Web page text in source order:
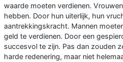
waarde moeten verdienen.
hebben. Door hun uiterlijk, hun
aantrekkingskracht. Mannen
geld te verdienen. Door een
succesvol te zijn. Pas dan zouden
harde redenering, maar niet